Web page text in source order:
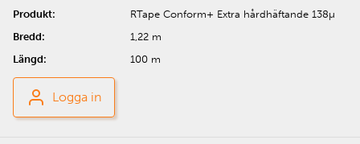
RTape Conform+ Extra hårdhäftande 138µ
1,22 m
100 m
Logga in